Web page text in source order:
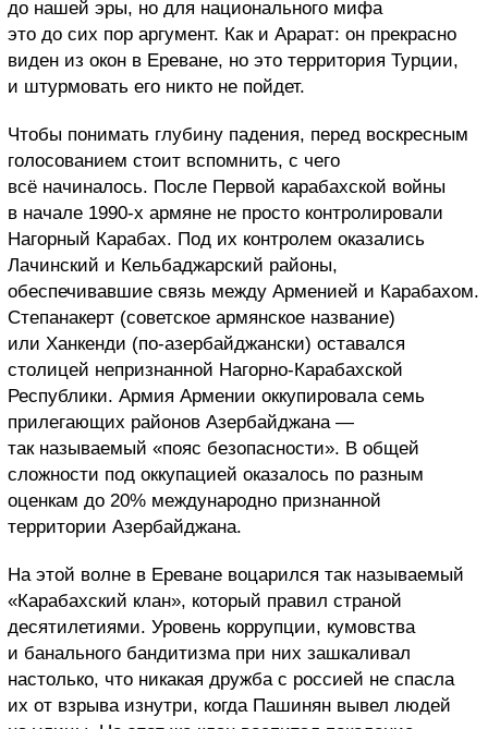
до нашей эры, но для национального мифа
это до сих пор аргумент. Как и Арарат: он прекрасно
виден из окон в Ереване, но это территория Турции,
и штурмовать его никто не пойдет.
Чтобы понимать глубину падения, перед воскресным
голосованием стоит вспомнить, с чего
всё начиналось. После Первой карабахской войны
в начале 1990-х армяне не просто контролировали
Нагорный Карабах. Под их контролем оказались
Лачинский и Кельбаджарский районы,
обеспечивавшие связь между Арменией и Карабахом.
Степанакерт (советское армянское название)
или Ханкенди (по-азербайджански) оставался
столицей непризнанной Нагорно-Карабахской
Республики. Армия Армении оккупировала семь
прилегающих районов Азербайджана —
так называемый «пояс безопасности». В общей
сложности под оккупацией оказалось по разным
оценкам до 20% международно признанной
территории Азербайджана.
На этой волне в Ереване воцарился так называемый
«Карабахский клан», который правил страной
десятилетиями. Уровень коррупции, кумовства
и банального бандитизма при них зашкаливал
настолько, что никакая дружба с россией не спасла
их от взрыва изнутри, когда Пашинян вывел людей